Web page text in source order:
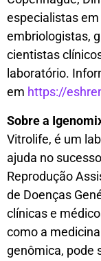
especialistas
embriologistas,
cientistas
laboratório.
em https://
Sobre a
Vitrolife, é um
ajuda no
Reprodução
de Doenças
clínicas e
como a
genômica, pode